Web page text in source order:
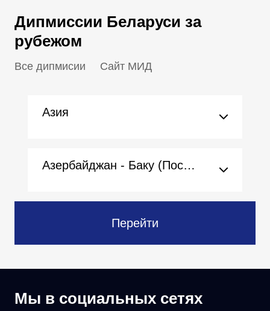
Дипмиссии Беларуси за
рубежом
Все дипмисии Сайт МИД
Азия
Азербайджан - Баку (Посольство)
Перейти
Мы в социальных сетях